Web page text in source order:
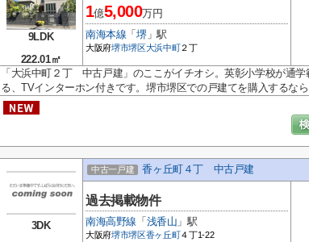
9LDK
222.01㎡
1億5,000万円
南海本線 「堺」駅
大阪府堺市堺区大浜中町 ２丁
「大浜中町２丁 中古戸建」のここがイチオシ。英彰小学校が通
る、TVインターホン付きです。堺市堺区での戸建てを購入するな
3DK
中古一戸建 香ヶ丘町４丁 中古戸建
過去掲載物件
南海高野線 「 浅香山 」駅
大阪府堺市堺区香ヶ丘町４丁1-22